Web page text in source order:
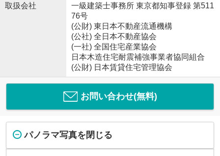
取扱会社
一級建築士事務所 東京都知事登録 第511
76号
(公財) 東日本不動産流通機構
(公社) 全日本不動産協会
(一社) 全国住宅産業協会
日本木造住宅耐震補強事業者協同組合
(公財) 日本賃貸住宅管理協会
お問い合わせ(無料)
パノラマ写真を閉じる